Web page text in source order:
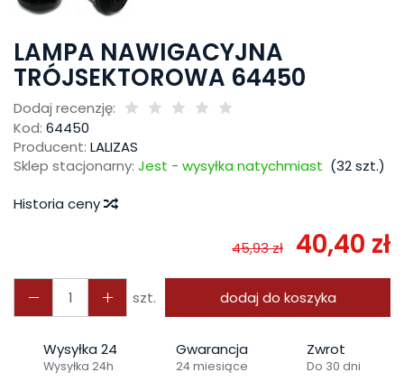
LAMPA NAWIGACYJNA
TRÓJSEKTOROWA 64450
Dodaj recenzję:
Kod: 64450
Producent: LALIZAS
Sklep stacjonarny: Jest - wysyłka natychmiast (32szt.)
Historia ceny
45,93 zł 40,40 zł
szt. dodaj do koszyka
Wysyłka 24
Wysyłka 24h
Gwarancja
24 miesiące
Zwrot
Do 30 dni